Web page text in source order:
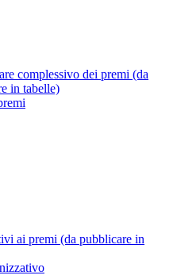
complessivo dei premi (da
in tabelle)
ai premi (da pubblicare in